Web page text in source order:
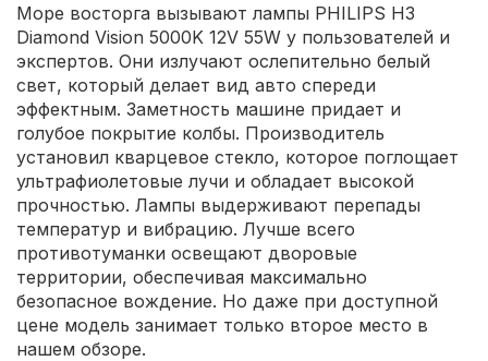
Море восторга вызывают лампы PHILIPS H3
Diamond Vision 5000K 12V 55W у пользователей и
экспертов. Они излучают ослепительно белый
свет, который делает вид авто спереди
эффектным. Заметность машине придает и
голубое покрытие колбы. Производитель
установил кварцевое стекло, которое поглощает
ультрафиолетовые лучи и обладает высокой
прочностью. Лампы выдерживают перепады
температур и вибрацию. Лучше всего
противотуманки освещают дворовые
территории, обеспечивая максимально
безопасное вождение. Но даже при доступной
цене модель занимает только второе место в
нашем обзоре.